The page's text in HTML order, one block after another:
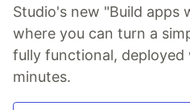
Studio's new "Build apps
where you can turn a
fully functional, deployed
minutes.